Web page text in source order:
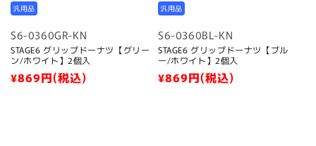
汎用品
S6-0360GR-KN
STAGE6 グリップドーナツ【グリー
ン/ホワイト】2個入
通
¥869円(税込)
汎用品
S6-0360BL-KN
STAGE6 グリップドーナツ【ブル
ー/ホワイト】2個入
通
¥869円(税込)